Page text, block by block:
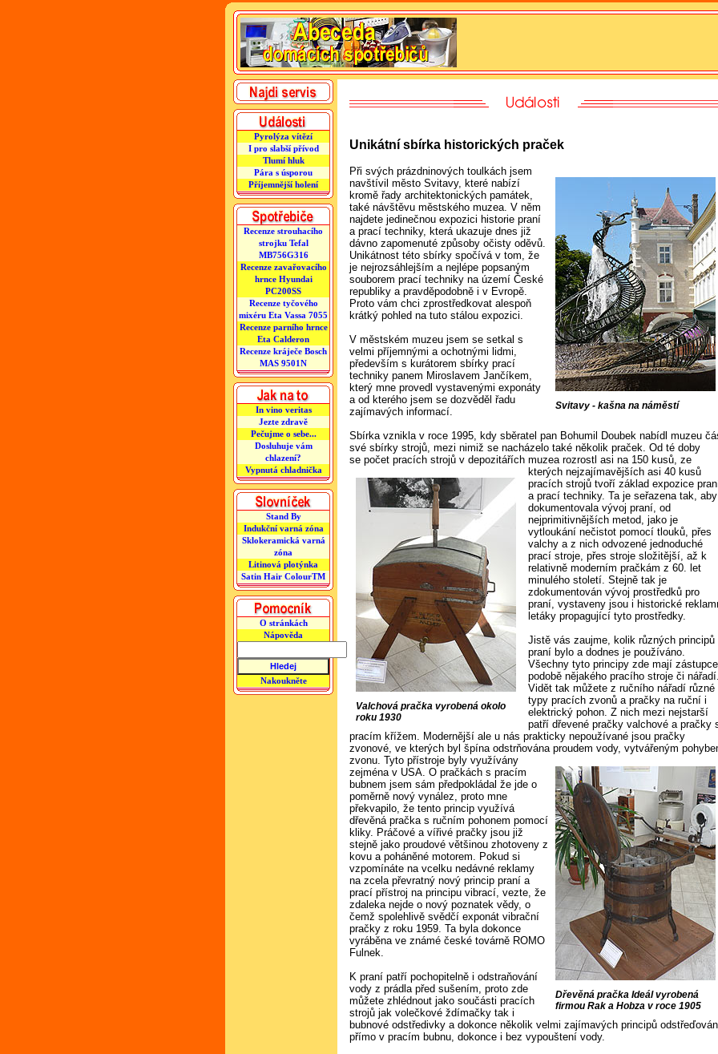
Pyrolýza vítězí
I pro slabší přívod
Tlumí hluk
Pára s úsporou
Příjemnější holení
Recenze strouhacího
strojku Tefal
MB756G316
Recenze zavařovacího
hrnce Hyundai
PC200SS
Recenze tyčového
mixéru Eta Vassa 7055
Recenze parního hrnce
Eta Calderon
Recenze kráječe Bosch
MAS 9501N
In vino veritas
Jezte zdravě
Pečujme o sebe...
Dosluhuje vám
chlazení?
Vypnutá chladnička
Stand By
Indukční varná zóna
Sklokeramická varná
zóna
Litinová plotýnka
Satin Hair ColourTM
O stránkách
Nápověda
Nakoukněte
Unikátní sbírka historických praček
Svitavy - kašna na náměstí
Při svých prázdninových toulkách jsem
navštívil město Svitavy, které nabízí
kromě řady architektonických památek,
také návštěvu městského muzea. V něm
najdete jedinečnou expozici historie praní
a prací techniky, která ukazuje dnes již
dávno zapomenuté způsoby očisty oděvů.
Unikátnost této sbírky spočívá v tom, že
je nejrozsáhlejším a nejlépe popsaným
souborem prací techniky na území České
republiky a pravděpodobně i v Evropě.
Proto vám chci zprostředkovat alespoň
krátký pohled na tuto stálou expozici.
V městském muzeu jsem se setkal s
velmi příjemnými a ochotnými lidmi,
především s kurátorem sbírky prací
techniky panem Miroslavem Jančíkem,
který mne provedl vystavenými exponáty
a od kterého jsem se dozvěděl řadu
zajímavých informací.
Sbírka vznikla v roce 1995, kdy sběratel pan Bohumil Doubek nabídl muzeu
své sbírky strojů, mezi nimiž se nacházelo také několik praček. Od té doby
se počet pracích strojů v depozitářích muzea rozrostl asi na 150 kusů,
Valchová pračka vyrobená okolo
roku 1930
ze
kterých nejzajímavějších asi 40 kusů
pracích strojů tvoří základ expozice
a prací techniky. Ta je seřazena tak, aby
dokumentovala vývoj praní, od
nejprimitivnějších metod, jako je
vytloukání nečistot pomocí tlouků, přes
valchy a z nich odvozené jednoduché
prací stroje, přes stroje složitější, až k
relativně moderním pračkám z 60. let
minulého století. Stejně tak je
zdokumentován vývoj prostředků pro
praní, vystaveny jsou i historické
letáky propagující tyto prostředky.
Jistě vás zaujme, kolik různých principů
praní bylo a dodnes je používáno.
Všechny tyto principy zde mají
podobě nějakého pracího stroje či nářadí.
Vidět tak můžete z ručního nářadí různé
typy pracích zvonů a pračky na ruční i
elektrický pohon. Z nich mezi nejstarší
patří dřevené pračky valchové a pračky
pracím křížem. Modernější ale u nás prakticky nepoužívané jsou pračky
zvonové, ve kterých byl špína odstrňována proudem vody, vytvářeným
zvonu.
Dřevěná pračka Ideál vyrobená
firmou Rak a Hobza v roce 1905
Tyto přístroje byly využívány
zejména v USA. O pračkách s pracím
bubnem jsem sám předpokládal že jde o
poměrně nový vynález, proto mne
překvapilo, že tento princip využívá
dřevěná pračka s ručním pohonem pomocí
kliky. Práčové a vířivé pračky jsou již
stejně jako proudové většinou zhotoveny z
kovu a poháněné motorem. Pokud si
vzpomínáte na vcelku nedávné reklamy
na zcela převratný nový princip praní a
prací přístroj na principu vibrací, vezte, že
zdaleka nejde o nový poznatek vědy, o
čemž spolehlivě svědčí exponát vibrační
pračky z roku 1959. Ta byla dokonce
vyráběna ve známé české továrně ROMO
Fulnek.
K praní patří pochopitelně i odstraňování
vody z prádla před sušením, proto zde
můžete zhlédnout jako součásti pracích
strojů jak volečkové ždímačky tak i
bubnové odstředivky a dokonce několik velmi zajímavých principů
přímo v pracím bubnu, dokonce i bez vypouštení vody.